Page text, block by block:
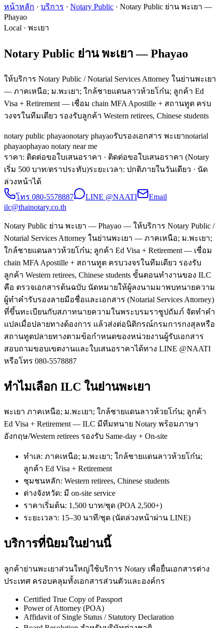
หน้าหลัก · บริการ · Notary Public · Notary Public ย่าน พะเยา —
Phayao
Local · พะเยา
Notary Public ย่าน พะเยา — Phayao
ให้บริการ Notary Public / Notarial Services Attorney ในย่านพะเยา
— ภาคเหนือ; ม.พะเยา; ใกล้ชายแดนลาวห้วยโก๋น; ลูกค้า Ed
Visa + Retirement — เชื่อม chain MFA Apostille + สถานทูต ครบ
วงจรในทีมเดียว รองรับลูกค้า Western retirees, Chinese students
notary public phayaonotary phayaoรับรองเอกสาร พะเยาnotarial
phayaophayao notary near me
ราคา: ติดต่อขอใบเสนอราคา · ติดต่อขอใบเสนอราคา (Notary
เริ่ม 500 บาท/ตราประทับ)ระยะเวลา: ปกติภายในวันเดียว · นัด
ล่วงหน้าได้
โทร 080-5578887 LINE @NAATI
Email
ilc@thainotary.co.th
Notary Public ย่าน พะเยา — Phayao — ให้บริการ Notary Public /
Notarial Services Attorney ในย่านพะเยา — ภาคเหนือ; ม.พะเยา;
ใกล้ชายแดนลาวห้วยโก๋น; ลูกค้า Ed Visa + Retirement — เชื่อม
chain MFA Apostille + สถานทูต ครบวงจรในทีมเดียว รองรับ
ลูกค้า Western retirees, Chinese students ขั้นตอนทำงานของ ILC
คือ ตรวจเอกสารต้นฉบับ นัดหมายให้ผู้ลงนามมาพบทนายความ
ผู้ทำคำรับรองลายมือชื่อและเอกสาร (Notarial Services Attorney)
ที่ขึ้นทะเบียนกับสภาทนายความในพระบรมราชูปถัมภ์ จัดทำคำ
แปลเมื่อปลายทางต้องการ แล้วส่งต่อนิติกรณ์กรมการกงสุลหรือ
สถานทูตปลายทางตามข้อกำหนดของหน่วยงานผู้รับเอกสาร
สอบถามขอบเขตงานและใบเสนอราคาได้ทาง LINE @NAATI
หรือโทร 080-5578887
ทำไมเลือก ILC ในย่านพะเยา
พะเยา ภาคเหนือ; ม.พะเยา; ใกล้ชายแดนลาวห้วยโก๋น; ลูกค้า
Ed Visa + Retirement — ILC มีทีมทนาย Notary พร้อมภาษา
อังกฤษ/Western retirees รองรับ Same-day + On-site
ทำเล: ภาคเหนือ; ม.พะเยา; ใกล้ชายแดนลาวห้วยโก๋น;
ลูกค้า Ed Visa + Retirement
ชุมชนหลัก: Western retirees, Chinese students
ต่างจังหวัด: มี on-site service
ราคาเริ่มต้น: 1,500 บาท/ชุด (POA 2,500+)
ระยะเวลา: 15–30 นาที/ชุด (นัดล่วงหน้าผ่าน LINE)
บริการที่นิยมในย่านนี้
ลูกค้าย่านพะเยาส่วนใหญ่ใช้บริการ Notary เพื่อยื่นเอกสารต่าง
ประเทศ ครอบคลุมทั้งเอกสารส่วนตัวและองค์กร
Certified True Copy of Passport
Power of Attorney (POA)
Affidavit of Single Status / Statutory Declaration